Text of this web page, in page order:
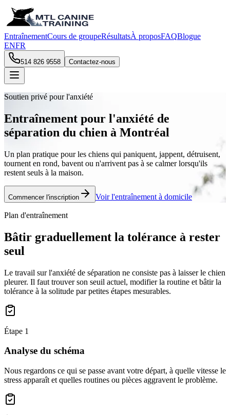
EntraînementCours de groupeRésultatsÀ proposFAQBlogue
ENFR
514 826 9558 Contactez-nous
Soutien privé pour l'anxiété
Entraînement pour l'anxiété de
séparation du chien à Montréal
Un plan pratique pour les chiens qui paniquent, jappent, détruisent,
tournent en rond, bavent ou n'arrivent pas à se calmer lorsqu'ils
restent seuls à la maison.
Commencer l'inscription Voir l'entraînement à domicile
Plan d'entraînement
Bâtir graduellement la tolérance à rester
seul
Le travail sur l'anxiété de séparation ne consiste pas à laisser le chien
pleurer. Il faut trouver son seuil actuel, modifier la routine et bâtir la
tolérance à la solitude par petites étapes mesurables.
Étape 1
Analyse du schéma
Nous regardons ce qui se passe avant votre départ, à quelle vitesse le
stress apparaît et quelles routines ou pièces aggravent le problème.